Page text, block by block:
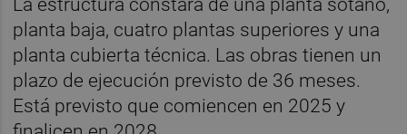
La estructura constará de una planta sótano,
planta baja, cuatro plantas superiores y una
planta cubierta técnica. Las obras tienen un
plazo de ejecución previsto de 36 meses.
Está previsto que comiencen en 2025 y